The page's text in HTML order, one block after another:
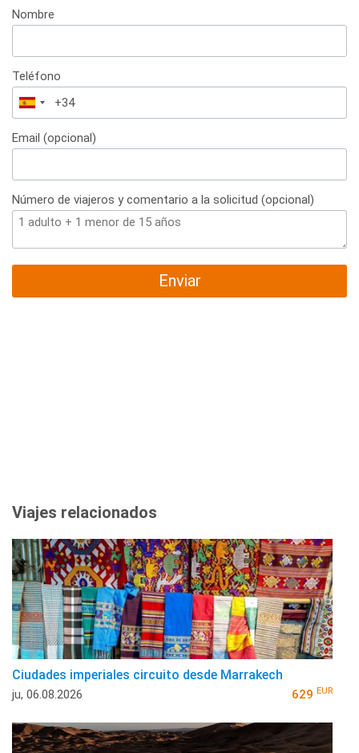
Nombre
Teléfono
España
+34
Email (opcional)
Número de viajeros y comentario a la solicitud (opcional)
Enviar
Viajes relacionados
Ciudades imperiales circuito desde Marrakech
ju, 06.08.2026 629 EUR